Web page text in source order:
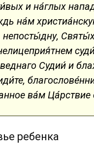
и на́глых
на́м
непосты́дну,
Судии́ и
ва́м
ребенка